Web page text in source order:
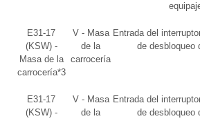
E31-17
(KSW) -
Masa de la
carrocería*3
V - Masa
de la
carrocería
Entrada del
de desbloqueo
E31-17
(KSW) -
V - Masa
de la
Entrada del
de desbloqueo